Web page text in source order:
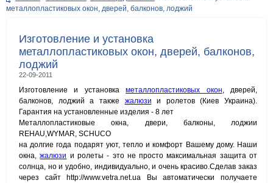
металлопластиковых окон, дверей, балконов, лоджий
Изготовление и установка
металлопластиковых окон, дверей, балконов,
лоджий
22-09-2011
Изготовление и установкаметаллопластиковых окон, дверей,
балконов, лоджий а также жалюзи и ролетов (Киев Украина).
Гарантия на установленные изделия - 8 лет
Металлопластиковые окна, двери, балконы, лоджии
REHAU,WYMAR, SCHUCO
на долгие года подарят уют, тепло и комфорт Вашему дому. Наши
окна,жалюзи и ролеты - это не просто максимальная защита от
солнца, но и удобно, индивидуально, и очень красиво.Сделав заказ
через сайт http://www.vetra.net.ua Вы автоматически получаете